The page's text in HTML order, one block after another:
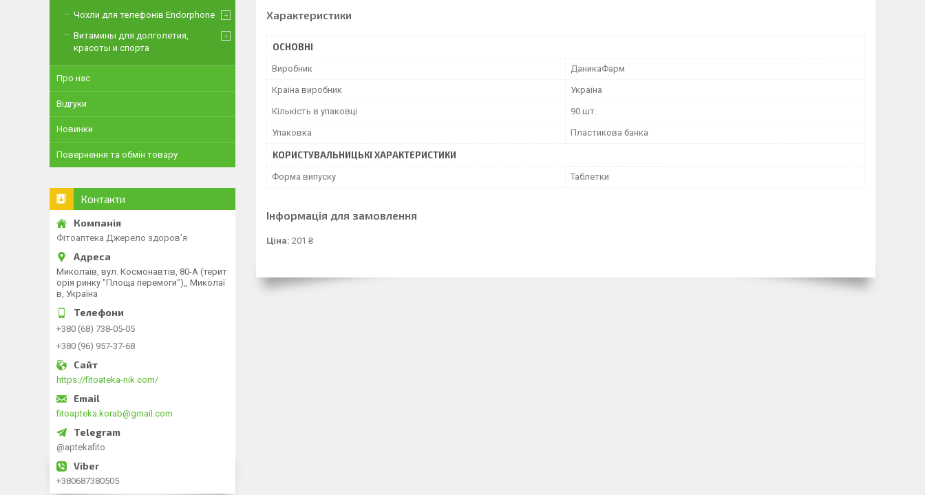
Характеристики
ОСНОВНІ
Виробник ДаникаФарм
Країна виробник Україна
Кількість в упаковці 90 шт.
Упаковка Пластикова банка
КОРИСТУВАЛЬНИЦЬКІ ХАРАКТЕРИСТИКИ
Форма випуску Таблетки
Інформація для замовлення
Ціна: 201 ₴
Чохли для телефонів Endorphone
Витамины для долголетия,
красоты и спорта
Про нас
Відгуки
Новинки
Повернення та обмін товару
Контакти
Фітоаптека Джерело здоров'я
Миколаїв, вул. Космонавтів, 80-А (терит
орія ринку "Площа перемоги"),, Миколаї
в, Україна
+380 (68) 738-05-05
+380 (96) 957-37-68
https://fitoateka-nik.com/
fitoapteka.korab@gmail.com
@aptekafito
+380687380505